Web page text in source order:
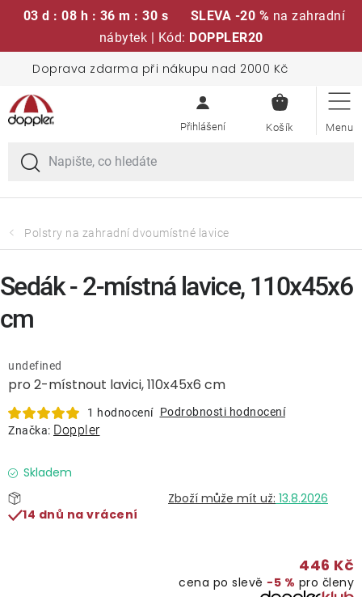
03 d : 08 h : 36 m : 30 s SLEVA -20 % na zahradní
nábytek | Kód: DOPPLER20
obsah
Doprava zdarma při nákupu nad 2000 Kč
KOŠÍK
Sedací soupravy
Slunečníky
Křesla a židle
Lehátka
Doplňky
Deštníky
Gastro produkty
Polstry na zahradní dvoumístné lavice
pro 2-místnout lavici, 110x45x6 cm
undefined
1 hodnocení Podrobnosti hodnocení
Značka: Doppler
Skladem
13.8.2026
14 dnů na vrácení
446 Kč
cena po slevě −5 % pro členy
Sedák - 2-místná lavice, 110x45x6
cm